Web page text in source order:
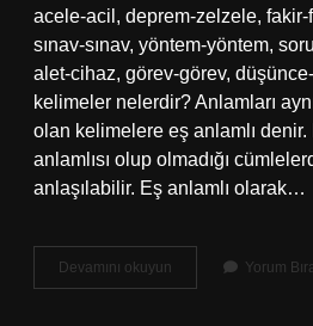
acele-acil, deprem-zelzele, fakir-
sınav-sınav, yöntem-yöntem,
alet-cihaz, görev-görev, düşünce-
kelimeler nelerdir? Anlamları
olan kelimelere eş anlamlı
anlamlısı olup olmadığı
anlaşılabilir. Eş anlamlı olarak…
Devamını okuyun
Eş
Yorum